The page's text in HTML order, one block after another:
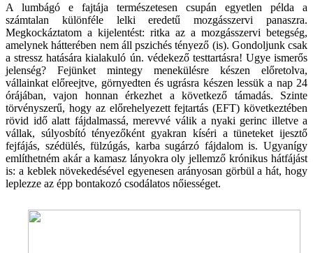
A lumbágó e fajtája természetesen csupán egyetlen példa a
számtalan különféle lelki eredetű mozgásszervi panaszra.
Megkockáztatom a kijelentést: ritka az a mozgásszervi betegség,
amelynek hátterében nem áll pszichés tényező (is). Gondoljunk csak
a stressz hatására kialakuló ún. védekező testtartásra! Ugye ismerős
jelenség? Fejünket mintegy menekülésre készen előretolva,
vállainkat előreejtve, görnyedten és ugrásra készen lessük a nap 24
órájában, vajon honnan érkezhet a következő támadás. Szinte
törvényszerű, hogy az előrehelyezett fejtartás (EFT) következtében
rövid idő alatt fájdalmassá, merevvé válik a nyaki gerinc illetve a
vállak, súlyosbító tényezőként gyakran kíséri a tüneteket ijesztő
fejfájás, szédülés, fülzúgás, karba sugárzó fájdalom is. Ugyanígy
említhetném akár a kamasz lányokra oly jellemző krónikus hátfájást
is: a keblek növekedésével egyenesen arányosan görbül a hát, hogy
leplezze az épp bontakozó csodálatos nőiességet.